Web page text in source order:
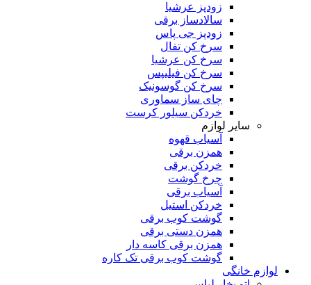
زودپز عرشیا
سالادساز برقی
زودپز جی پاس
سرخ کن تفال
سرخ کن عرشیا
سرخ کن فیلیپس
سرخ کن گوسونیک
چای ساز سماوری
خردکن سیلور کرست
سایر لوازم
آسیاب قهوه
همزن برقی
خردکن برقی
چرخ گوشت
آسیاب برقی
خردکن استیل
گوشت کوب برقی
همزن دستی برقی
همزن برقی کاسه دار
گوشت کوب برقی تک کاره
لوازم خانگی